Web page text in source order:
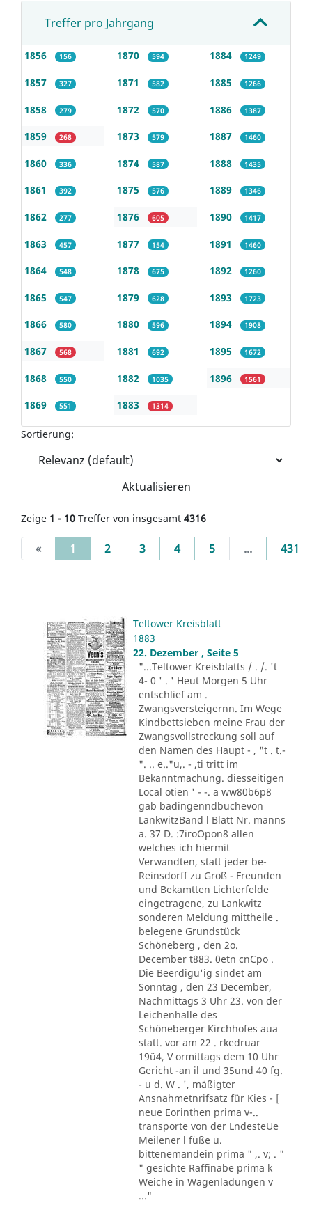
Treffer pro Jahrgang
1856 156
1857 327
1858 279
1859 268
1860 336
1861 392
1862 277
1863 457
1864 548
1865 547
1866 580
1867 568
1868 550
1869 551
1870 594
1871 582
1872 570
1873 579
1874 587
1875 576
1876 605
1877 154
1878 675
1879 628
1880 596
1881 692
1882 1035
1883 1314
1884 1249
1885 1266
1886 1387
1887 1460
1888 1435
1889 1346
1890 1417
1891 1460
1892 1260
1893 1723
1894 1908
1895 1672
1896 1561
Sortierung:
Aktualisieren
Zeige 1 - 10 Treffer von insgesamt 4316
« 1 (current)
2 3 4 5 ... 431
Teltower Kreisblatt
1883
22. Dezember , Seite 5
"...Teltower Kreisblatts / . /. 't
4- 0 ' . ' Heut Morgen 5 Uhr
entschlief am .
Zwangsversteigernn. Im Wege
Kindbettsieben meine Frau der
Zwangsvollstreckung soll auf
den Namen des Haupt - , "t . t.-
". .. e.."u,. - ,ti tritt im
Bekanntmachung. diesseitigen
Local otien ' - -. a ww80b6p8
gab badingenndbuchevon
LankwitzBand l Blatt Nr. manns
a. 37 D. :7iroOpon8 allen
welches ich hiermit
Verwandten, statt jeder be-
Reinsdorff zu Groß - Freunden
und Bekamtten Lichterfelde
eingetragene, zu Lankwitz
sonderen Meldung mittheile .
belegene Grundstück
Schöneberg , den 2o.
December t883. 0etn cnCpo .
Die Beerdigu'ig sindet am
Sonntag , den 23 December,
Nachmittags 3 Uhr 23. von der
Leichenhalle des
Schöneberger Kirchhofes aua
statt. vor am 22 . rkedruar
19ü4, V ormittags dem 10 Uhr
Gericht -an il und 35und 40 fg.
- u d. W . ', mäßigter
Ansnahmetnrifsatz für Kies - [
neue Eorinthen prima v-..
transporte von der LndesteUe
Meilener l füße u.
bittenemandein prima " ,. v; . "
" gesichte Raffinabe prima k
Weiche in Wagenladungen v
..."